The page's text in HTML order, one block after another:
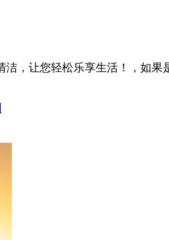
，让您轻松乐享生活！，如果